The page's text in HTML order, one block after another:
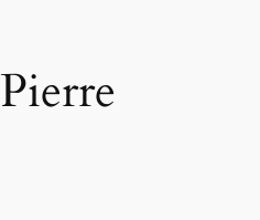
Pierre